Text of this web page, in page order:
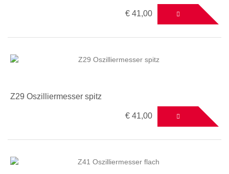
€ 41,00
Z29 Oszilliermesser spitz
€ 41,00